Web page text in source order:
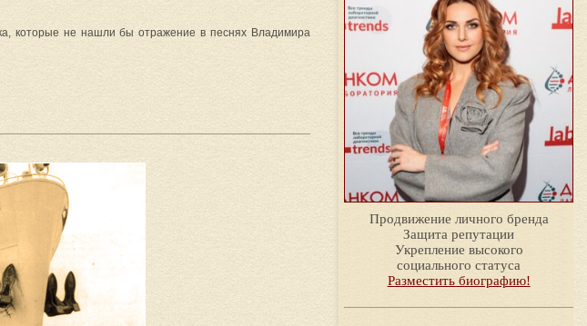
которые не нашли бы отражение в песнях Владимира
Продвижение личного бренда
Защита репутации
Укрепление высокого
социального статуса
Разместить биографию!